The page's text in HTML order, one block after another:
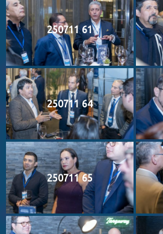
250711 61
250711 64
250711 65